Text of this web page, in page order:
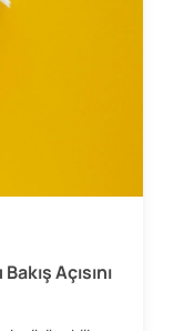
Açısını